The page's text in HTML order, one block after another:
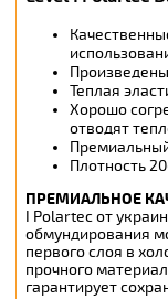
Теплая
Хорошо
отводят
Плотность
ПРЕМИАЛЬНОЕ
I Polartec от
обмундирования
первого слоя в
прочного
гарантирует